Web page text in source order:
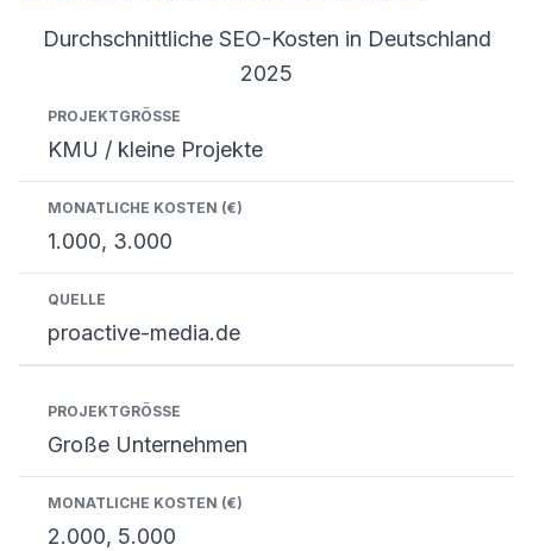
Durchschnittliche SEO-Kosten in Deutschland
2025
ProjektgrößeMonatliche Kosten (€)
KMU / kleine Projekte
1.000, 3.000
proactive-media.de
Große Unternehmen
2.000, 5.000